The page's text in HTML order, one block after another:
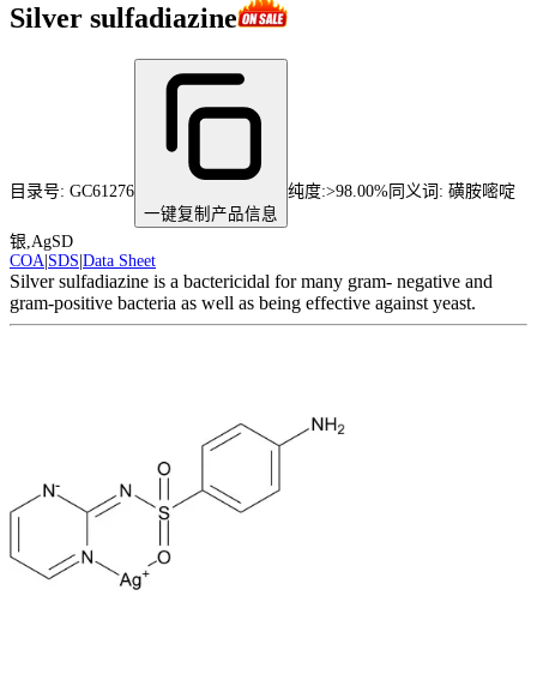
Silver sulfadiazine
目录号: GC61276
一键复制产品信息
纯度:>98.00% 同义词: 磺胺嘧啶
银,AgSD
COA SDS Data Sheet
Silver sulfadiazine is a bactericidal for many gram- negative and
gram-positive bacteria as well as being effective against yeast.